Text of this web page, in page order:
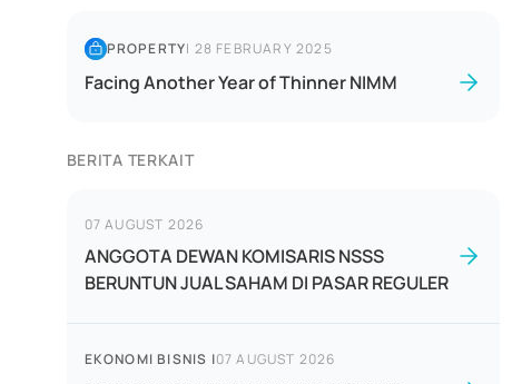
PROPERTY| 28 FEBRUARY 2025
Facing Another Year of Thinner NIMM
BERITA TERKAIT
07 AUGUST 2026
ANGGOTA DEWAN KOMISARIS NSSS
BERUNTUN JUAL SAHAM DI PASAR REGULER
EKONOMI BISNIS |07 AUGUST 2026